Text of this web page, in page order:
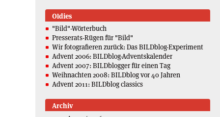
Oldies
"Bild"-Wörterbuch
Presserats-Rügen für "Bild"
Wir fotografieren zurück: Das BILDblog-Experiment
Advent 2006: BILDblog-Adventskalender
Advent 2007: BILDblogger für einen Tag
Weihnachten 2008: BILDblog vor 40 Jahren
Advent 2011: BILDblog classics
Archiv